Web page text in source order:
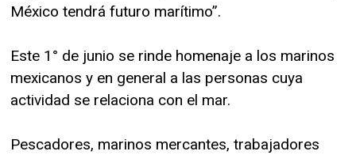
México tendrá futuro marítimo”.
Este 1° de junio se rinde homenaje a los marinos
mexicanos y en general a las personas cuya
actividad se relaciona con el mar.
Pescadores, marinos mercantes, trabajadores